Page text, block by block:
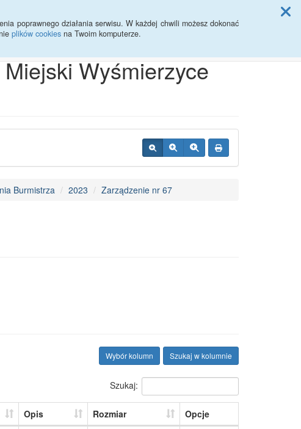
poprawnego działania serwisu. W każdej chwili możesz dokonać
plików cookies na Twoim komputerze.
Przycisk wyszukaj duży
Wyśmierzyce
Burmistrza 2023 Zarządzenie nr 67
Szukaj w kolumnie
Wybór kolumn
Szukaj:
Opis Rozmiar
Opcje